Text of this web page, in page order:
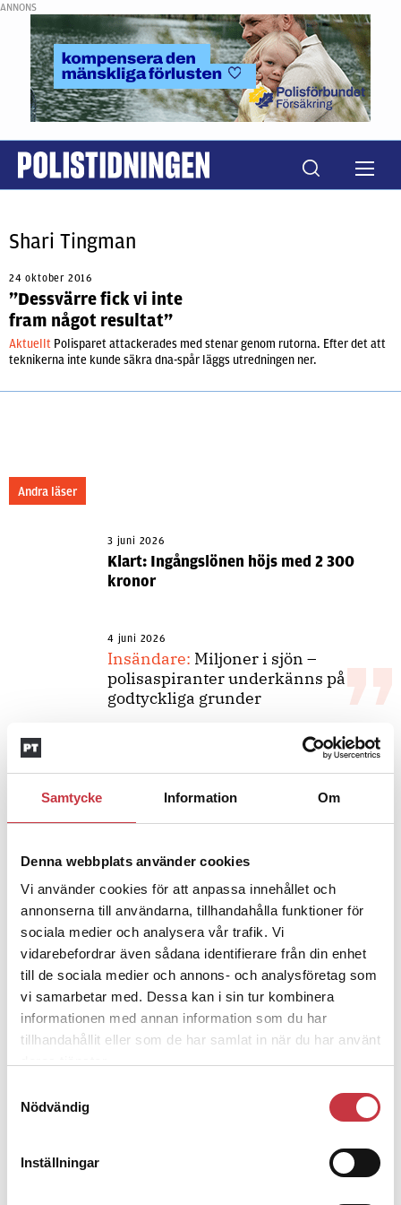
Samtycke Information Om
Denna webbplats använder cookies
Vi använder cookies för att anpassa innehållet och
annonserna till användarna, tillhandahålla funktioner för
sociala medier och analysera vår trafik. Vi
vidarebefordrar även sådana identifierare från din enhet
till de sociala medier och annons- och analysföretag som
vi samarbetar med. Dessa kan i sin tur kombinera
informationen med annan information som du har
tillhandahållit eller som de har samlat in när du har använt
Nödvändig
Inställningar
ANNONS
Shari Tingman
24 oktober 2016
”Dessvärre fick vi inte
fram något resultat”
Aktuellt Polisparet attackerades med stenar genom rutorna. Efter det att
teknikerna inte kunde säkra dna-spår läggs utredningen ner.
Andra läser
3 juni 2026
Klart: Ingångslönen höjs med 2 300
kronor
4 juni 2026
Insändare: Miljoner i sjön –
polisaspiranter underkänns på
godtyckliga grunder
– nu ska han lära sig grunderna
Polisregionen erkänner fel: ”Kommer
att rättas till”
Debatt